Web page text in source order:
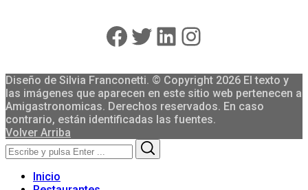
Facebook
Twitter
LinkedIn
Instagram
Diseño de Silvia Franconetti. © Copyright 2026 El texto y
las imágenes que aparecen en este sitio web pertenecen a
Amigastronomicas. Derechos reservados. En caso
contrario, están identificadas las fuentes.
Volver Arriba
Search
for:
Inicio